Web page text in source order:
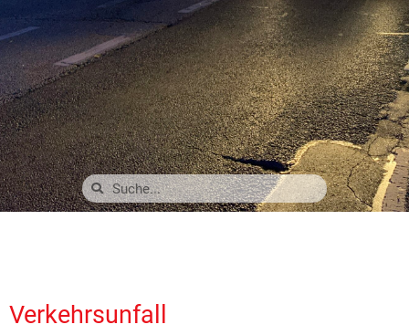
Verkehrsunfall